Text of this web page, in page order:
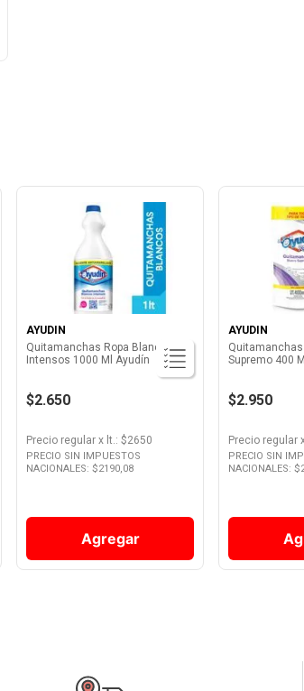
AYUDIN
Quitamanchas Ropa Blancos
Intensos 1000 Ml Ayudín
$2.650
Precio regular x lt.: $2650
PRECIO SIN IMPUESTOS
NACIONALES: $2190,08
Agregar
AYUDIN
Supremo 400
$2.950
Precio regular
PRECIO SIN
NACIONALES: $